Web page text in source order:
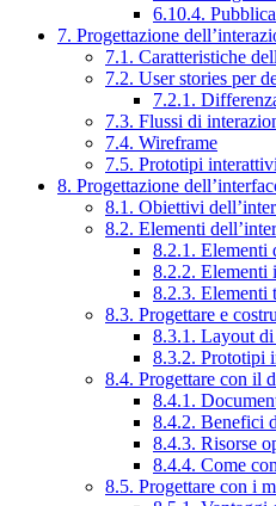
6.10.4.
7. Progettazione
7.1. Caratteristiche
7.2. User stories per
7.2.1.
7.3. Flussi di
7.4. Wireframe
7.5. Prototipi interattivi
8. Progettazione
8.1. Obiettivi
8.2. Elementi
8.2.1. Elementi
8.2.2. Elementi
8.2.3. Elementi
8.3. Progettare e
8.3.1. Layout di
8.3.2. Prototipi
8.4. Progettare con il
8.4.1.
8.4.2. Benefici
8.4.3. Risorse
8.4.4. Come
8.5. Progettare con i